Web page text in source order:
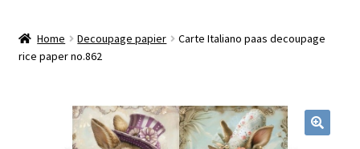
Workshops
Home Decoupage papier
Carte Italiano paas decoupage
rice paper no.862